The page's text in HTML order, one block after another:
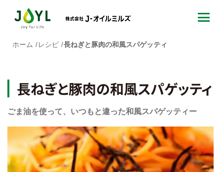
ホーム レシピ 長ねぎと豚肉の和風スパゲッティ
長ねぎと豚肉の和風スパゲッティ
ごま油を使って、いつもと違った和風スパゲッティー